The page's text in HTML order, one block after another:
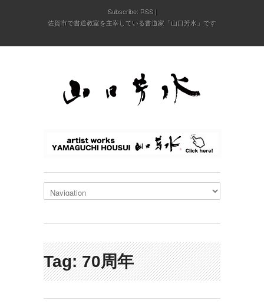
Subscribe: RSS
佐賀市で書道教室を主宰している書道家「山口芳水」です
Tag: 70周年